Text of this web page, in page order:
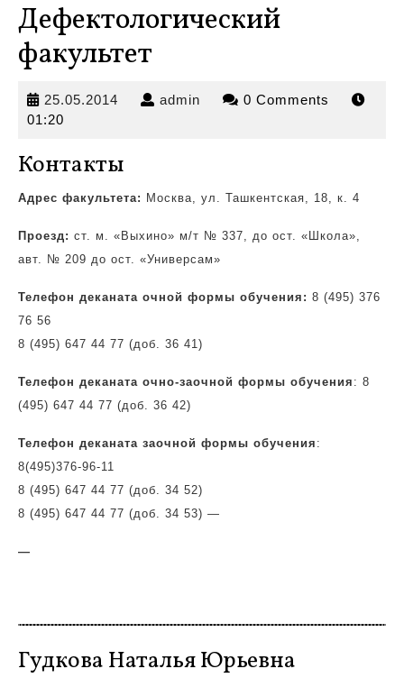
Дефектологический
факультет
25.05.2014 25.05.2014
admin admin 0 Comments
01:20
Контакты
Адрес факультета: Москва, ул. Ташкентская, 18, к. 4
Проезд: ст. м. «Выхино» м/т № 337, до ост. «Школа»,
авт. № 209 до ост. «Универсам»
Телефон деканата очной формы обучения: 8 (495) 376
76 56
8 (495) 647 44 77 (доб. 36 41)
Телефон деканата очно-заочной формы обучения : 8
(495) 647 44 77 (доб. 36 42)
Телефон деканата заочной формы обучения :
8(495)376-96-11
8 (495) 647 44 77 (доб. 34 52)
8 (495) 647 44 77 (доб. 34 53) —
—
Гудкова Наталья Юрьевна